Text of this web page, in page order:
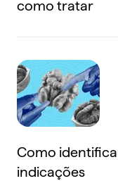
como tratar
Como
indicações